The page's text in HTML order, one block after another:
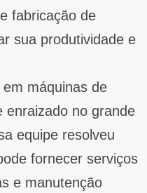
fabricação de
sua produtividade e
máquinas de
enraizado no grande
equipe resolveu
fornecer serviços
e manutenção